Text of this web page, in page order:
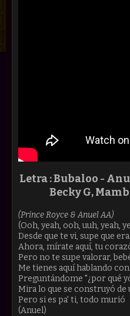
Letra : Bubaloo -
Becky G,
(Prince Royce & Anuel AA)
(Ooh, yeah, ooh, uuh, yeah,
Desde que te vi, supe que
Ahora, mírate aquí, tu
Pero no te supe valorar,
Me tienes aquí hablando
Preguntándome "¿por qué
Mira lo que se construyó de
Pero si es pa' ti, todo murió
(Anuel)